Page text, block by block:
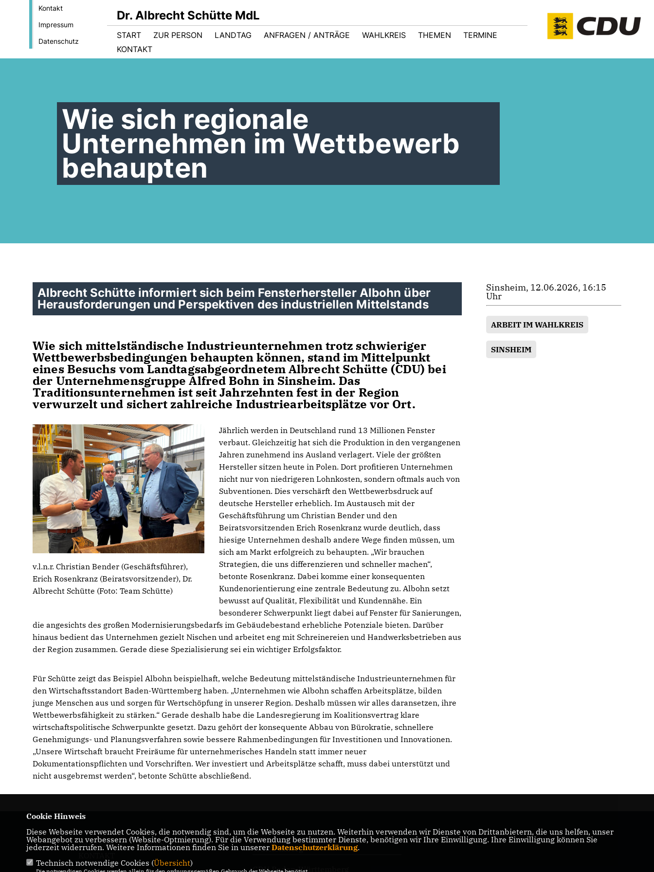
Kontakt
Impressum
Datenschutz
Dr. Albrecht Schütte MdL
START ZUR PERSON LANDTAG ANFRAGEN / ANTRÄGE WAHLKREIS THEMEN
TERMINE
KONTAKT
Wie sich regionale
Unternehmen im Wettbewerb
behaupten
Albrecht Schütte informiert sich beim Fensterhersteller Albohn über
Herausforderungen und Perspektiven des industriellen Mittelstands
Wie sich mittelständische Industrieunternehmen trotz schwieriger
Wettbewerbsbedingungen behaupten können, stand im Mittelpunkt
eines Besuchs vom Landtagsabgeordnetem Albrecht Schütte (CDU) bei
der Unternehmensgruppe Alfred Bohn in Sinsheim. Das
Traditionsunternehmen ist seit Jahrzehnten fest in der Region
verwurzelt und sichert zahlreiche Industriearbeitsplätze vor Ort.
v.l.n.r. Christian Bender (Geschäftsführer),
Erich Rosenkranz (Beiratsvorsitzender), Dr.
Albrecht Schütte (Foto: Team Schütte)
Jährlich werden in Deutschland rund 13 Millionen Fenster
verbaut. Gleichzeitig hat sich die Produktion in den vergangenen
Jahren zunehmend ins Ausland verlagert. Viele der größten
Hersteller sitzen heute in Polen. Dort profitieren Unternehmen
nicht nur von niedrigeren Lohnkosten, sondern oftmals auch von
Subventionen. Dies verschärft den Wettbewerbsdruck auf
deutsche Hersteller erheblich. Im Austausch mit der
Geschäftsführung um Christian Bender und den
Beiratsvorsitzenden Erich Rosenkranz wurde deutlich, dass
hiesige Unternehmen deshalb andere Wege finden müssen, um
sich am Markt erfolgreich zu behaupten. „Wir brauchen
Strategien, die uns differenzieren und schneller machen“,
betonte Rosenkranz. Dabei komme einer konsequenten
Kundenorientierung eine zentrale Bedeutung zu. Albohn setzt
bewusst auf Qualität, Flexibilität und Kundennähe. Ein
besonderer Schwerpunkt liegt dabei auf Fenster für Sanierungen,
die angesichts des großen Modernisierungsbedarfs im Gebäudebestand erhebliche Potenziale bieten. Darüber
hinaus bedient das Unternehmen gezielt Nischen und arbeitet eng mit Schreinereien und Handwerksbetrieben aus
der Region zusammen. Gerade diese Spezialisierung sei ein wichtiger Erfolgsfaktor.
Für Schütte zeigt das Beispiel Albohn beispielhaft, welche Bedeutung mittelständische Industrieunternehmen für
den Wirtschaftsstandort Baden-Württemberg haben. „Unternehmen wie Albohn schaffen Arbeitsplätze, bilden
junge Menschen aus und sorgen für Wertschöpfung in unserer Region. Deshalb müssen wir alles daransetzen, ihre
Wettbewerbsfähigkeit zu stärken.“ Gerade deshalb habe die Landesregierung im Koalitionsvertrag klare
wirtschaftspolitische Schwerpunkte gesetzt. Dazu gehört der konsequente Abbau von Bürokratie, schnellere
Genehmigungs- und Planungsverfahren sowie bessere Rahmenbedingungen für Investitionen und Innovationen.
Unsere Wirtschaft braucht Freiräume für unternehmerisches Handeln statt immer neuer
Dokumentationspflichten und Vorschriften. Wer investiert und Arbeitsplätze schafft, muss dabei unterstützt und
nicht ausgebremst werden“, betonte Schütte abschließend.
Sinsheim, 12.06.2026, 16:15
Uhr
ARBEIT IM WAHLKREIS
SINSHEIM
IMPRESSUM
DATENSCHUTZ
CDU-Landtagsfraktion Baden-
Württemberg
CDU Baden-Württemberg
Cookie Hinweis
Diese Webseite verwendet Cookies, die notwendig sind, um die Webseite zu nutzen. Weiterhin verwenden wir Dienste von Drittanbietern, die uns helfen, unser
Webangebot zu verbessern (Website-Optmierung). Für die Verwendung bestimmter Dienste, benötigen wir Ihre Einwilligung. Ihre Einwilligung können Sie
jederzeit widerrufen. Weitere Informationen finden Sie in unserer Datenschutzerklärung.
Technisch notwendige Cookies (Übersicht)